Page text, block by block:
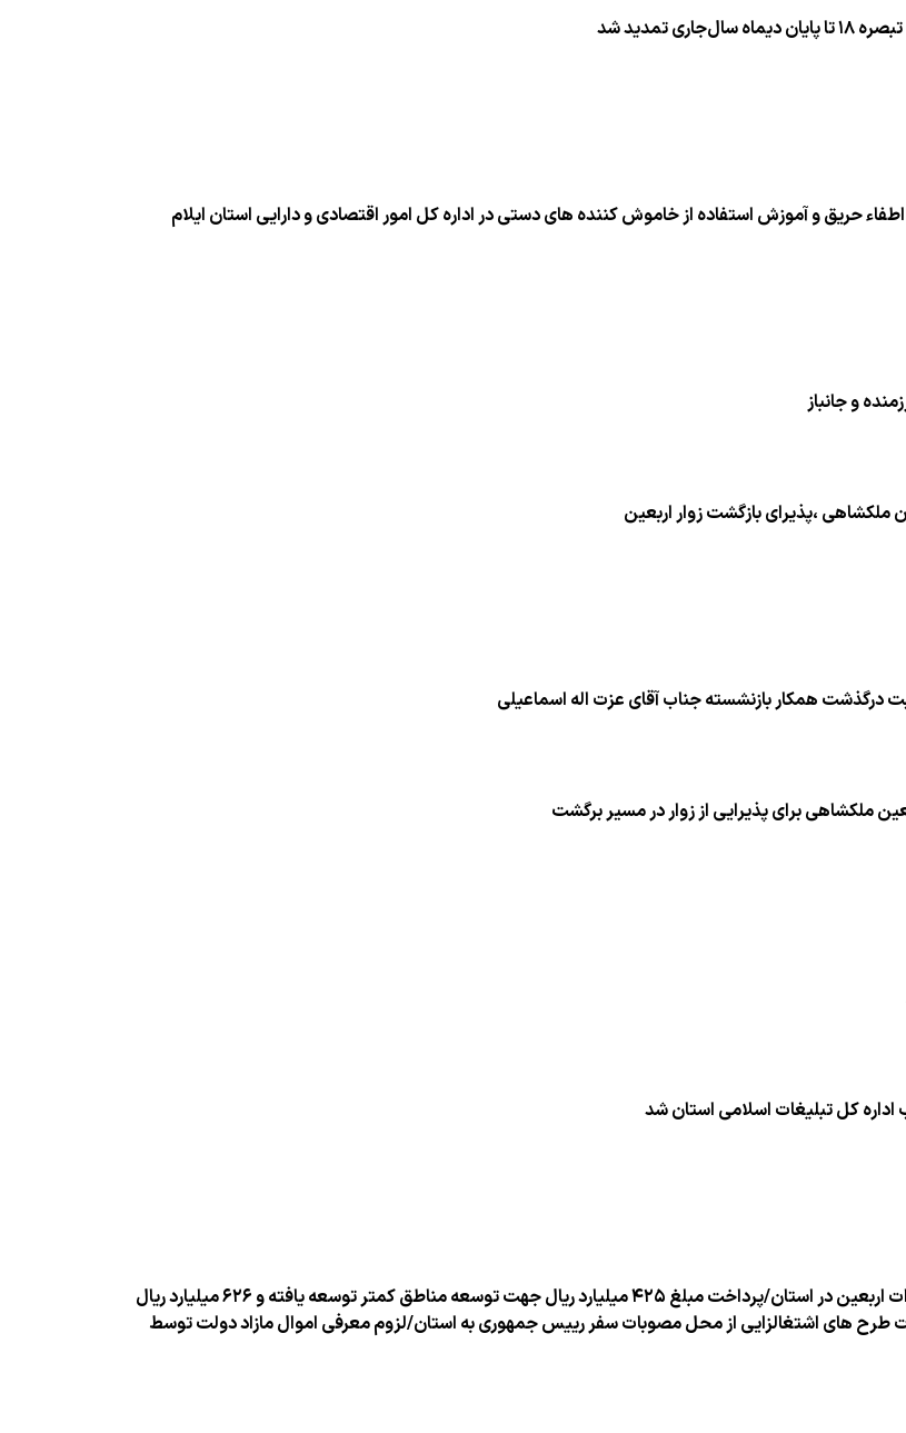
تمدید شد
اطفاء حریق و آموزش استفاده از خاموش كننده های دستی در اداره كل امور اقتصادی و دارایی استان ایلام
و جانباز
،پذیرای بازگشت زوار اربعین
درگذشت همكار بازنشسته جناب آقای عزت اله اسماعیلی
ملكشاهی برای پذیرایی از زوار در مسیر برگشت
كل تبلیغات اسلامی استان شد
رشد ۶۲ درصدی اعتبارات اربعین در استان/پرداخت مبلغ ۴۲۵ میلیارد ریال جهت توسعه مناطق كمتر توسعه یافته و ۶۲۶ میلیارد ریال
طرح های اشتغالزایی از محل مصوبات سفر رییس جمهوری به استان/لزوم معرفی اموال مازاد دولت توسط